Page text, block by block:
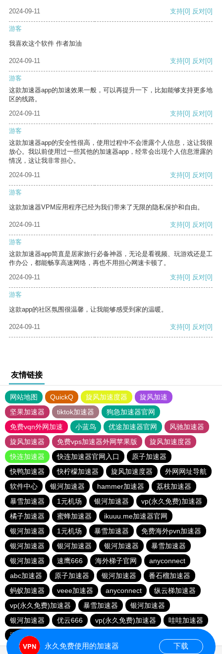
2024-09-11 支持[0] 反对[0]
游客
我喜欢这个软件 作者加油
2024-09-11 支持[0] 反对[0]
游客
这款加速器app的加速效果一般，可以再提升一下，比如能够支持更多地
区的线路。
2024-09-11
支持[0] 反对[0]
游客
这款加速器app的安全性很高，使用过程中不会泄露个人信息，这让我很
放心。我以前使用过一些其他的加速器app，经常会出现个人信息泄露的
情况，这让我非常担心。
2024-09-11
支持[0] 反对[0]
游客
这款加速器VPM应用程序已经为我们带来了无限的隐私保护和自由。
2024-09-11 支持[0] 反对[0]
游客
这款加速器app简直是居家旅行必备神器，无论是看视频、玩游戏还是工
作办公，都能畅享高速网络，再也不用担心网速卡顿了。
2024-09-11
支持[0] 反对[0]
游客
这款app的社区氛围很温馨，让我能够感受到家的温暖。
2024-09-11 支持[0] 反对[0]
友情链接
网站地图 QuickQ 旋风加速度器
旋风加速
坚果加速器
tiktok加速器
狗急加速器官网
免费vqn外网加速
小蓝鸟 优途加速器官网
风驰加速器
旋风加速器
免费vps加速器外网苹果版
旋风加速度器
快连加速器
快连加速器官网入口
原子加速器
快鸭加速器
快柠檬加速器 旋风加速度器
外网网址导航
软件中心
银河加速器 hammer加速器
荔枝加速器
暴雪加速器
1元机场 银河加速器
vp(永久免费)加速器
橘子加速器
蜜蜂加速器
ikuuu.me加速器官网
银河加速器
1元机场 暴雪加速器
免费海外pvn加速器
银河加速器
银河加速器 银河加速器
暴雪加速器
银河加速器
速鹰666 海外梯子官网
anyconnect
abc加速器
原子加速器 银河加速器
番石榴加速器
蚂蚁加速器
veee加速器 anyconnect
纵云梯加速器
vp(永久免费)加速器
暴雪加速器
银河加速器
银河加速器
优云666 vp(永久免费)加速器
哇哇加速器
海鸥加速器
永久免费使用的加速器 下载